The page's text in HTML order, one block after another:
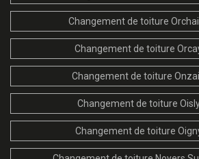
Changement de toiture
Changement de toiture
Changement de toiture
Changement de toiture
Changement de toiture